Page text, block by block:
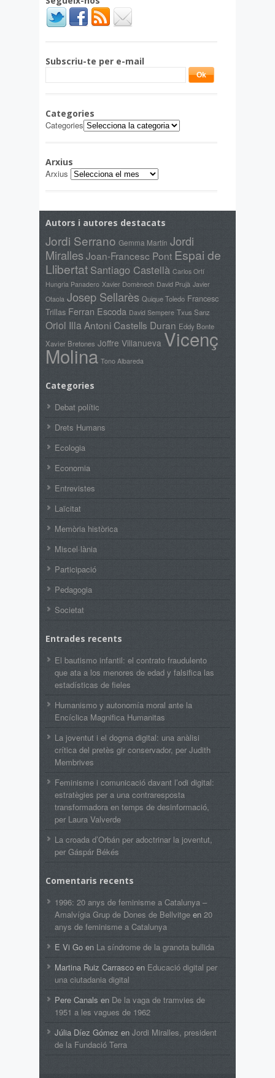
Subscriu-te per e-mail
Categories
Categories
Arxius
Arxius
Autors i autores destacats
Jordi Serrano Gemma Martín Jordi
MirallesJoan-Francesc Pont Espai de
Llibertat Santiago Castellà Carlos Ortí
Hungria Panadero Xavier Domènech David Prujà Javier
Otaola Josep Sellarès Quique Toledo Francesc
Trillas Ferran Escoda David Sempere Txus Sanz
Oriol IllaAntoni Castells Duran Eddy Bonte
Xavier Bretones Joffre Villanueva Vicenç
Molina Tono Albareda
Categories
Debat polític
Drets Humans
Ecologia
Economia
Entrevistes
Laïcitat
Memòria històrica
Miscel·lània
Participació
Pedagogia
Societat
Entrades recents
El bautismo infantil: el contrato fraudulento
que ata a los menores de edad y falsifica las
estadísticas de fieles
Humanismo y autonomía moral ante la
Encíclica Magnifica Humanitas
La joventut i el dogma digital: una anàlisi
crítica del pretès gir conservador, per Judith
Membrives
Feminisme i comunicació davant l’odi digital:
estratègies per a una contraresposta
transformadora en temps de desinformació,
per Laura Valverde
La croada d’Orbán per adoctrinar la joventut,
per Gáspár Békés
Comentaris recents
1996: 20 anys de feminisme a Catalunya –
Amalvígia Grup de Dones de Bellvitge en 20
anys de feminisme a Catalunya
E Vi Go en La síndrome de la granota bullida
Martina Ruiz Carrasco en Educació digital per
una ciutadania digital
Pere Canals en De la vaga de tramvies de
1951 a les vagues de 1962
Júlia Díez Gómez en Jordi Miralles, president
de la Fundació Terra